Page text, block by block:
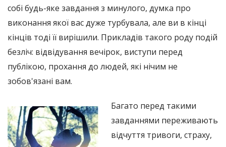
собі будь-яке завдання з минулого, думка про
виконання якої вас дуже турбувала, але ви в кінці
кінців тоді її вирішили. Прикладів такого роду подій
безліч: відвідування вечірок, виступи перед
публікою, прохання до людей, які нічим не
зобов'язані вам.
Багато перед такими
завданнями переживають
відчуття тривоги, страху,